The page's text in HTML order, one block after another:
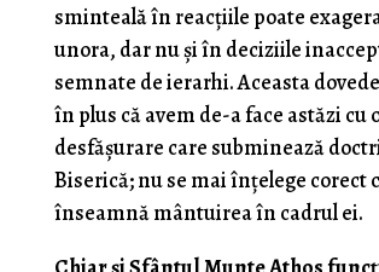
sminteală în reacțiile poate
unora, dar nu și în deciziile
semnate de ierarhi. Aceasta
în plus că avem de-a face astăzi cu
desfășurare care subminează
Biserică; nu se mai înțelege corect
înseamnă mântuirea în cadrul ei.